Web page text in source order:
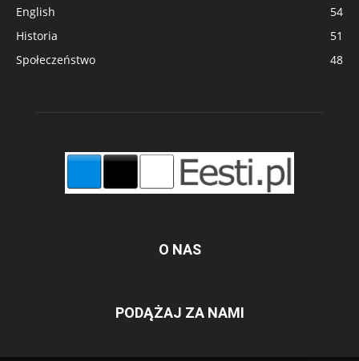
English
54
Historia
51
Społeczeństwo
48
O NAS
PODĄŻAJ ZA NAMI